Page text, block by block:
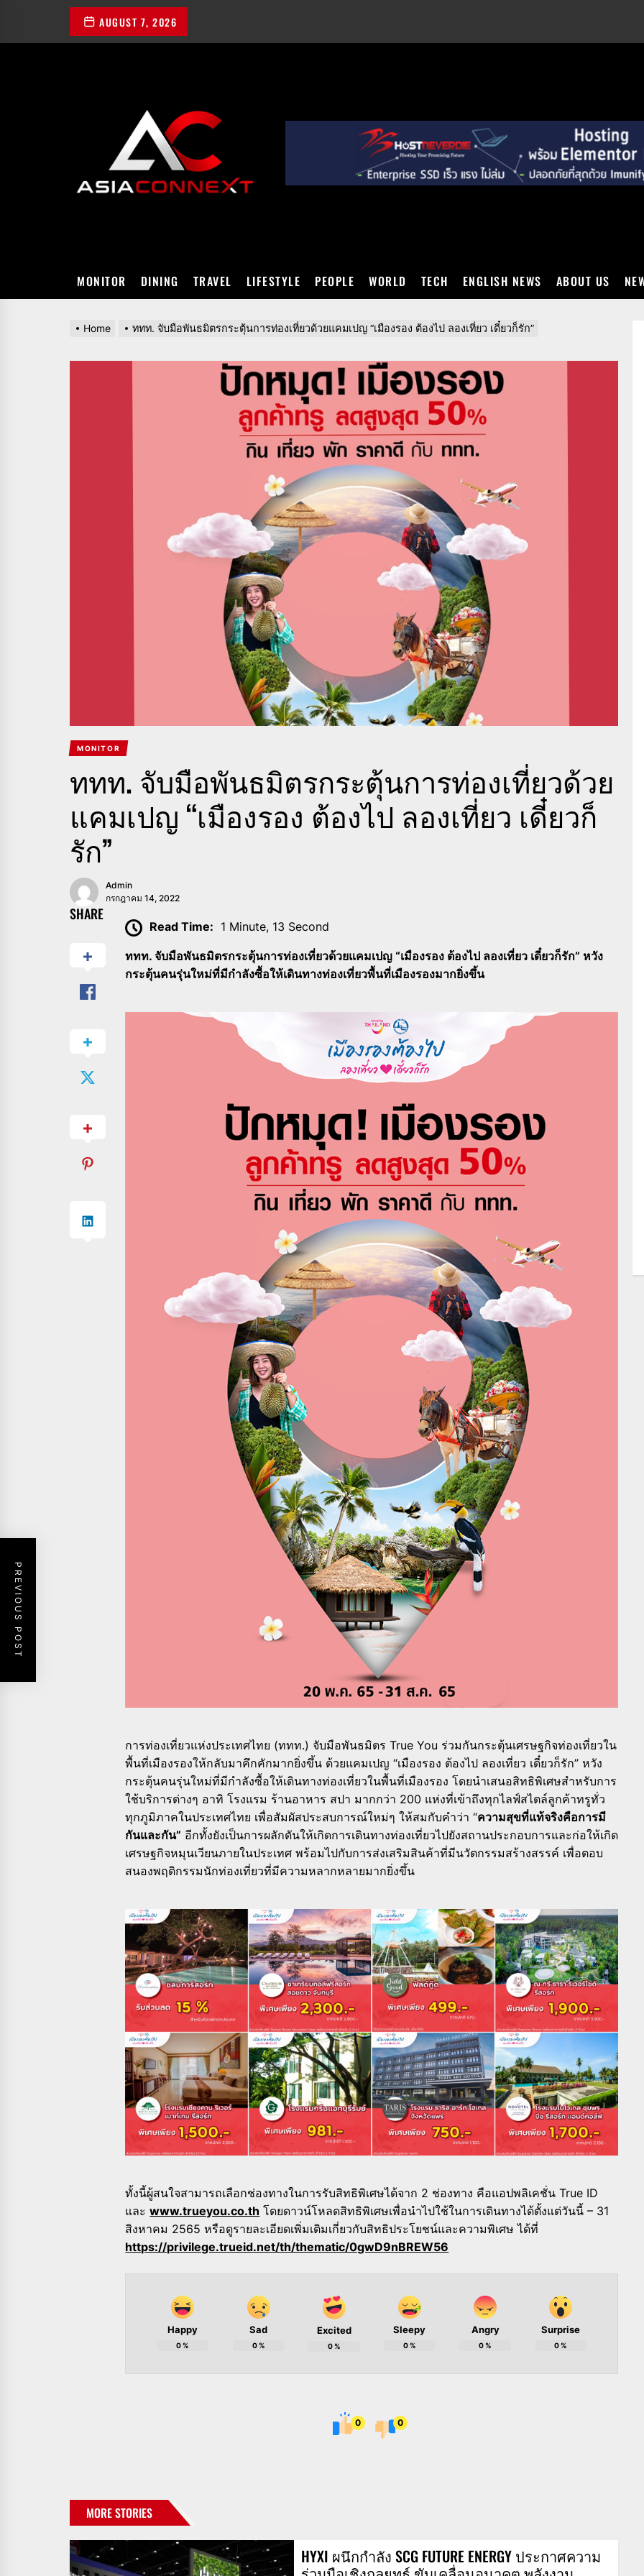
the
AUGUST 7, 2026
MONITOR DINING TRAVEL LIFESTYLE PEOPLE WORLD TECH ENGLISH NEWS ABOUT US
Home ททท. จับมือพันธมิตรกระตุ้นการท่องเที่ยวด้วยแคมเปญ “เมืองรอง ต้องไป ลองเที่ยว เดี๋ยวก็รัก”
MONITOR
ททท. จับมือพันธมิตรกระตุ้นการท่องเที่ยวด้วย
แคมเปญ “เมืองรอง ต้องไป ลองเที่ยว เดี๋ยวก็
รัก”
Admin
กรกฎาคม 14, 2022
SHARE
Read Time: 1 Minute, 13 Second
ททท. จับมือพันธมิตรกระตุ้นการท่องเที่ยวด้วยแคมเปญ “เมืองรอง ต้องไป ลองเที่ยว เดี๋ยวก็รัก” หวัง
กระตุ้นคนรุ่นใหม่ที่มีกำลังซื้อให้เดินทางท่องเที่ยวพื้นที่เมืองรองมากยิ่งขึ้น
การท่องเที่ยวแห่งประเทศไทย (ททท.) จับมือพันธมิตร True You ร่วมกันกระตุ้นเศรษฐกิจท่องเที่ยวใน
พื้นที่เมืองรองให้กลับมาคึกคักมากยิ่งขึ้น ด้วยแคมเปญ “เมืองรอง ต้องไป ลองเที่ยว เดี๋ยวก็รัก” หวัง
กระตุ้นคนรุ่นใหม่ที่มีกำลังซื้อให้เดินทางท่องเที่ยวในพื้นที่เมืองรอง โดยนำเสนอสิทธิพิเศษสำหรับการ
ใช้บริการต่างๆ อาทิ โรงแรม ร้านอาหาร สปา มากกว่า 200 แห่งที่เข้าถึงทุกไลฟ์สไตล์ลูกค้าทรูทั่ว
ทุกภูมิภาคในประเทศไทย เพื่อสัมผัสประสบการณ์ใหม่ๆ ให้สมกับคำว่า “ความสุขที่แท้จริงคือการมี
กันและกัน” อีกทั้งยังเป็นการผลักดันให้เกิดการเดินทางท่องเที่ยวไปยังสถานประกอบการและก่อให้เกิด
เศรษฐกิจหมุนเวียนภายในประเทศ พร้อมไปกับการส่งเสริมสินค้าที่มีนวัตกรรมสร้างสรรค์ เพื่อตอบ
สนองพฤติกรรมนักท่องเที่ยวที่มีความหลากหลายมากยิ่งขึ้น
ทั้งนี้ผู้สนใจสามารถเลือกช่องทางในการรับสิทธิพิเศษได้จาก 2 ช่องทาง คือแอปพลิเคชั่น True ID
และwww.trueyou.co.th โดยดาวน์โหลดสิทธิพิเศษเพื่อนำไปใช้ในการเดินทางได้ตั้งแต่วันนี้ – 31
สิงหาคม 2565 หรือดูรายละเอียดเพิ่มเติมเกี่ยวกับสิทธิประโยชน์และความพิเศษ ได้ที่
https://privilege.trueid.net/th/thematic/0gwD9nBREW56
Happy
0%
Sad
0%
Excited
0%
Sleepy
0%
Angry
0%
Surprise
0%
0 0
PREVIOUS POST
MORE STORIES
HYXI ผนึกกำลัง SCG FUTURE ENERGY ประกาศความ